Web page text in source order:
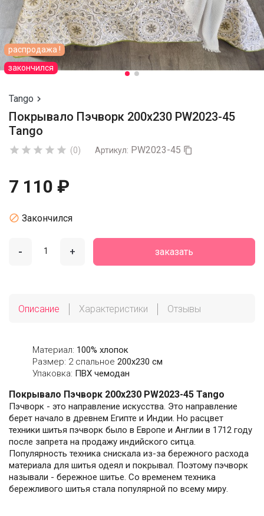
распродажа !
закончился
Tango 
Покрывало Пэчворк 200х230 PW2023-45
Tango
     (0) Артикул: PW2023-45 
7 110 ₽
 Закончился
- + заказать
Описание Характеристики Отзывы
Материал: 100% хлопок
Размер: 2 спальное 200х230 см
Упаковка: ПВХ чемодан
Покрывало Пэчворк 200х230 PW2023-45 Tango
Пэчворк - это направление искусства. Это направление
берет начало в древнем Египте и Индии. Но расцвет
техники шитья пэчворк было в Европе и Англии в 1712 году
после запрета на продажу индийского ситца.
Популярность техника снискала из-за бережного расхода
материала для шитья одеял и покрывал. Поэтому пэчворк
называли - бережное шитье. Со временем техника
бережливого шитья стала популярной по всему миру.